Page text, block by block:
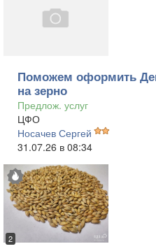
Поможем оформить
на зерно
Предлож. услуг
ЦФО
Носачев Сергей
31.07.26 в 08:34
2